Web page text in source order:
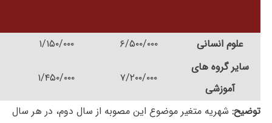
علوم انسانی ۶/۵۰۰/۰۰۰
۱/۱۵۰/۰۰۰
سایر گروه های
آموزشی
۷/۲۰۰/۰۰۰ ۱/۴۵۰/۰۰۰
توضیح: شهریه متغیر موضوع این مصوبه از سال دوم، در هر سال